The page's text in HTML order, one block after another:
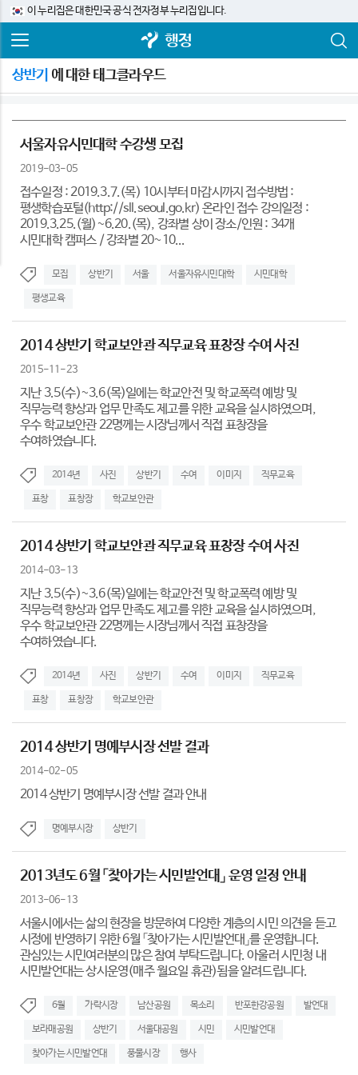
이 누리집은 대한민국 공식 전자정부 누리집입니다.
행정
상반기 에 대한 태그클라우드
서울자유시민대학 수강생 모집
2019-03-05
접수일정 : 2019.3.7.(목) 10시부터 마감시까지 접수방법 :
평생학습포털(http://sll.seoul.go.kr) 온라인 접수 강의일정 :
2019.3.25.(월)~6.20.(목), 강좌별 상이 장소/인원 : 34개
시민대학 캠퍼스 / 강좌별 20~10...
모집 상반기 서울 서울자유시민대학 시민대학
평생교육
2014 상반기 학교보안관 직무교육 표창장 수여 사진
2015-11-23
지난 3.5(수)~3.6(목)일에는 학교안전 및 학교폭력 예방 및
직무능력 향상과 업무 만족도 제고를 위한 교육을 실시하였으며,
우수 학교보안관 22명께는 시장님께서 직접 표창장을
수여하였습니다.
2014년 사진 상반기 수여 이미지 직무교육
표창 표창장 학교보안관
2014 상반기 학교보안관 직무교육 표창장 수여 사진
2014-03-13
지난 3.5(수)~3.6(목)일에는 학교안전 및 학교폭력 예방 및
직무능력 향상과 업무 만족도 제고를 위한 교육을 실시하였으며,
우수 학교보안관 22명께는 시장님께서 직접 표창장을
수여하였습니다.
2014년 사진 상반기 수여 이미지 직무교육
표창 표창장 학교보안관
2014 상반기 명예부시장 선발 결과
2014-02-05
2014 상반기 명예부시장 선발 결과 안내
명예부시장 상반기
2013년도 6월 「찾아가는 시민발언대」 운영 일정 안내
2013-06-13
서울시에서는 삶의 현장을 방문하여 다양한 계층의 시민 의견을 듣고
시정에 반영하기 위한 6월 「찾아가는 시민발언대」를 운영합니다.
관심있는 시민여러분의 많은 참여 부탁드립니다. 아울러 시민청 내
시민발언대는 상시운영(매주 월요일 휴관)됨을 알려드립니다.
6월 가락시장 남산공원 목소리 반포한강공원 발언대
보라매공원 상반기 서울대공원 시민 시민발언대
찾아가는 시민발언대 풍물시장 행사